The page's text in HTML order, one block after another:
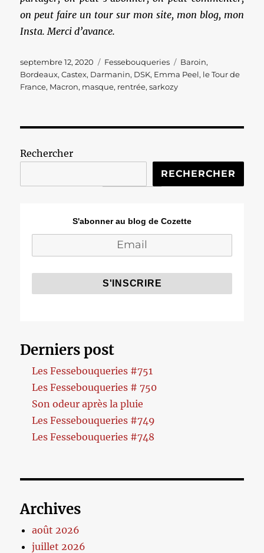
on peut faire un tour sur mon site, mon blog, mon
Insta. Merci d’avance.
Publié
le
septembre 12, 2020 Catégories
Fessebouqueries Étiquettes
Baroin,
Bordeaux,Castex, Darmanin, DSK, Emma Peel, le Tour de
France, Macron, masque, rentrée,sarkozy
Rechercher
RECHERCHER
S'abonner au blog de Cozette
Derniers post
Les Fessebouqueries #751
Les Fessebouqueries # 750
Son odeur après la pluie
Les Fessebouqueries #749
Les Fessebouqueries #748
Archives
août 2026
juillet 2026